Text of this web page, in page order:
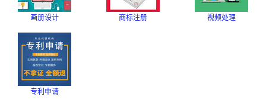
画册设计 商标注册 视频处理
专利申请